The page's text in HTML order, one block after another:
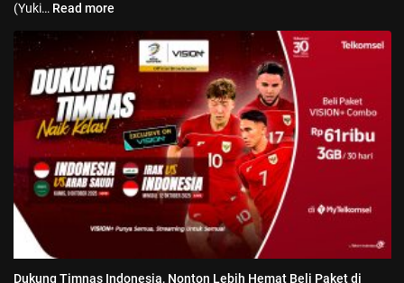
(Yuki… Read more
Dukung Timnas Indonesia, Nonton Lebih Hemat Beli Paket di